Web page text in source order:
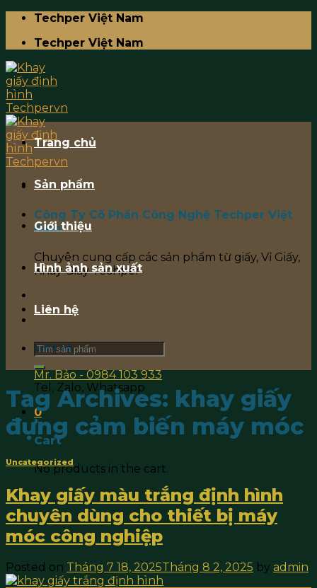
Skip
content
Techper Việt Nam
Techper Việt Nam
Công Ty Cổ Phần Công Nghệ Techper Việt
Nam
Chuyên cung cấp các sản phẩm từ giấy, Vỉ Giấy,
Khay Giấy Techper
Liên hệ
Mr. Bảo - 0984 103 933
Tel, Zalo, Whatsapp
0
Cart
No products in the cart.
Trang chủ
Sản phẩm
Giới thiệu
Hình ảnh sản xuất
Liên hệ
Search
for:
Tag Archives: khay giấy
đựng cảm biến máy móc
Uncategorized
Khay giấy màu trắng định hình
chuyên dùng cho thiết bị máy
móc công nghiệp
Posted on Tháng 7 18, 2025Tháng 8 2, 2025 by admin